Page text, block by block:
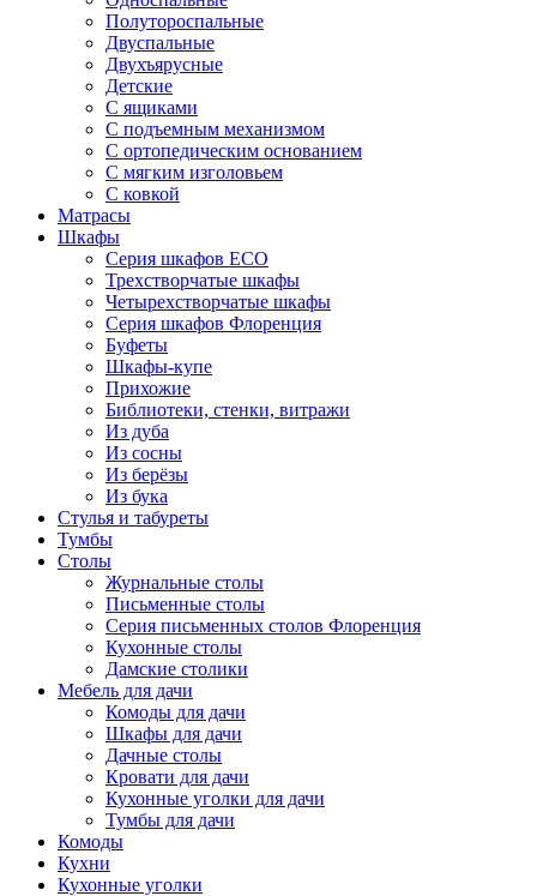
Полутороспальные
Двуспальные
Двухъярусные
Детские
С ящиками
С подъемным механизмом
С ортопедическим основанием
С мягким изголовьем
С ковкой
Матрасы
Шкафы
Серия шкафов ECO
Трехстворчатые шкафы
Четырехстворчатые шкафы
Серия шкафов Флоренция
Буфеты
Шкафы-купе
Прихожие
Библиотеки, стенки, витражи
Из дуба
Из сосны
Из берёзы
Из бука
Стулья и табуреты
Тумбы
Столы
Журнальные столы
Письменные столы
Серия письменных столов Флоренция
Кухонные столы
Дамские столики
Мебель для дачи
Комоды для дачи
Шкафы для дачи
Дачные столы
Кровати для дачи
Кухонные уголки для дачи
Тумбы для дачи
Комоды
Кухни
Кухонные уголки